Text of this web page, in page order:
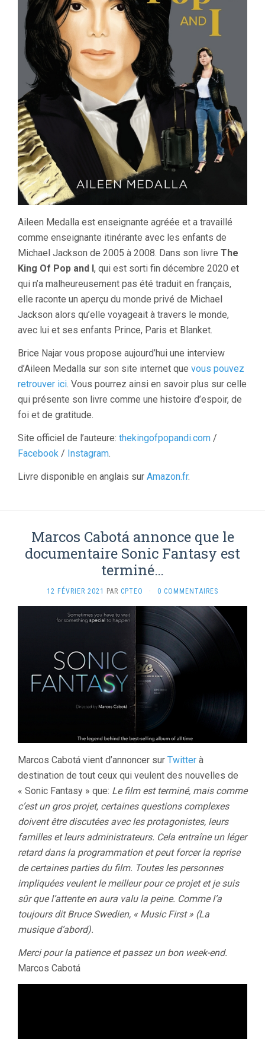
Aileen Medalla est enseignante agréée et a travaillé
comme enseignante itinérante avec les enfants de
Michael Jackson de 2005 à 2008. Dans son livre The
King Of Pop and I, qui est sorti fin décembre 2020 et
qui n’a malheureusement pas été traduit en français,
elle raconte un aperçu du monde privé de Michael
Jackson alors qu’elle voyageait à travers le monde,
avec lui et ses enfants Prince, Paris et Blanket.
Brice Najar vous propose aujourd’hui une interview
d’Aileen Medalla sur son site internet que vous pouvez
retrouver ici. Vous pourrez ainsi en savoir plus sur celle
qui présente son livre comme une histoire d’espoir, de
foi et de gratitude.
Site officiel de l’auteure: thekingofpopandi.com /
Facebook / Instagram.
Livre disponible en anglais sur Amazon.fr.
Marcos Cabotá annonce que le
documentaire Sonic Fantasy est
terminé…
12 FÉVRIER 2021 PAR CPTEO · 0 COMMENTAIRES
Marcos Cabotá vient d’annoncer sur Twitter à
destination de tout ceux qui veulent des nouvelles de
« Sonic Fantasy » que: Le film est terminé, mais comme
c’est un gros projet, certaines questions complexes
doivent être discutées avec les protagonistes, leurs
familles et leurs administrateurs. Cela entraîne un léger
retard dans la programmation et peut forcer la reprise
de certaines parties du film. Toutes les personnes
impliquées veulent le meilleur pour ce projet et je suis
sûr que l’attente en aura valu la peine. Comme l’a
toujours dit Bruce Swedien, « Music First » (La
musique d’abord).
Merci pour la patience et passez un bon week-end.
Marcos Cabotá